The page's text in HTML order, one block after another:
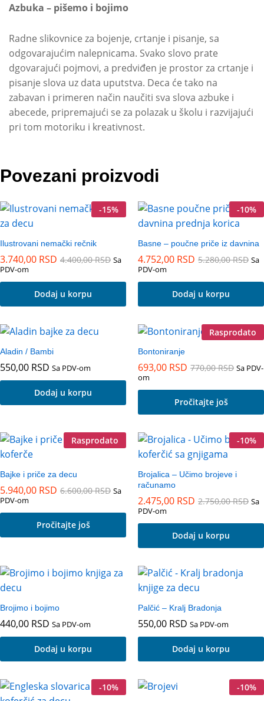
Azbuka – pišemo i bojimo
Radne slikovnice za bojenje, crtanje i pisanje, sa
odgovarajućim nalepnicama. Svako slovo prate
dgovarajući pojmovi, a predviđen je prostor za crtanje i
pisanje slova uz data uputstva. Deca će tako na
zabavan i primeren način naučiti sva slova azbuke i
abecede, pripremajući se za polazak u školu i razvijajući
pri tom motoriku i kreativnost.
Povezani proizvodi
-15%
Ilustrovani nemački rečnik
3.740,00 RSD 4.400,00RSD Sa
PDV-om
Dodaj u korpu
-10%
Basne – poučne priče iz davnina
4.752,00 RSD 5.280,00RSD Sa
PDV-om
Dodaj u korpu
Aladin / Bambi
550,00 RSD Sa PDV-om
Dodaj u korpu
Rasprodato
Bontoniranje
693,00 RSD 770,00RSD Sa PDV-
om
Pročitajte još
Rasprodato
Bajke i priče za decu
5.940,00 RSD 6.600,00RSD Sa
PDV-om
Pročitajte još
-10%
Brojalica – Učimo brojeve i
računamo
2.475,00 RSD 2.750,00RSD Sa
PDV-om
Dodaj u korpu
Brojimo i bojimo
440,00 RSD Sa PDV-om
Dodaj u korpu
Palčić – Kralj Bradonja
550,00 RSD Sa PDV-om
Dodaj u korpu
-10% -10%